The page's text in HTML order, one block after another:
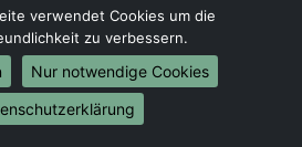
nach Essen
nach Bremen
nach Dresden
nach Hannover
nach Nürnberg
verwendet Cookies um die
zu verbessern.
Nur notwendige Cookies